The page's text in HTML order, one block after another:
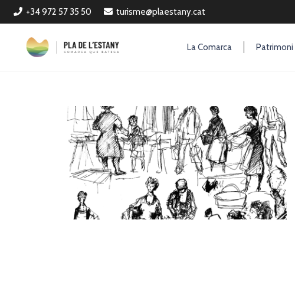
+34 972 57 35 50 turisme@plaestany.cat
La Comarca Patrimoni